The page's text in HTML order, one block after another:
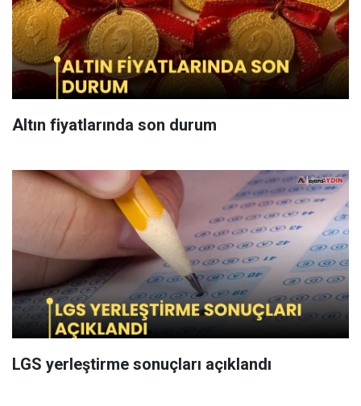
Altın fiyatlarında son durum
LGS yerleştirme sonuçları açıklandı